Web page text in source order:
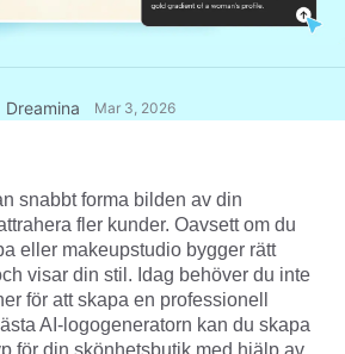
Dreamina Mar 3, 2026
snabbt forma bilden av din
fler kunder. Oavsett om du
eller makeupstudio bygger rätt
visar din stil. Idag behöver du inte
för att skapa en professionell
AI-logogeneratorn kan du skapa
för din skönhetsbutik med hjälp av